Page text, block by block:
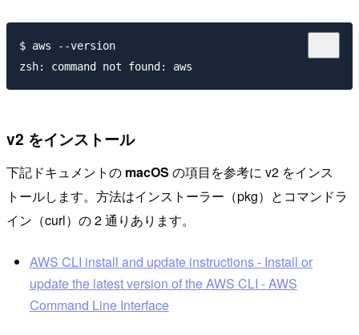
$ aws --version
v2 をインストール
下記ドキュメントの macOS の項目を参考に v2 をインス
トールします。方法はインストーラー（pkg）とコマンドラ
イン（curl）の 2 通りあります。
AWS CLI install and update instructions - Install or
update the latest version of the AWS CLI - AWS
Command Line Interface